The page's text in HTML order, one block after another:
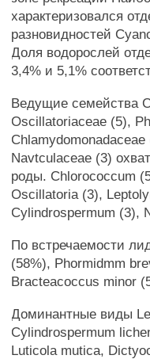
характеризовался
разновидностей
Доля водорослей
3,4% и 5,1%
Ведущие семейства
Oscillatoriaceae (5),
Navtculaceae (3)
роды. Chlorococcum
Oscillatoria (3),
Cylindrospermum (3),
По встречаемости
(58%), Phormidmm
Bracteacoccus minor
Доминантные виды
Cylindrospermum
Luticola mutica,